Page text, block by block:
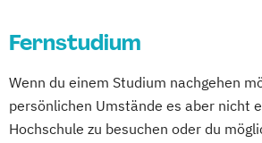
Digitale Transformation
E-Commerce Elektrotechnik
Engineering (DE/EN)
Wirtschaftspsychologie
in der frühkindlichen Bildung
Gesundheitsmanagement
Heil­pädagogik und Inklusive
Fernstudium
Wenn du einem Studium nachgehen
persönlichen Umstände es aber nicht
Hochschule zu besuchen oder du